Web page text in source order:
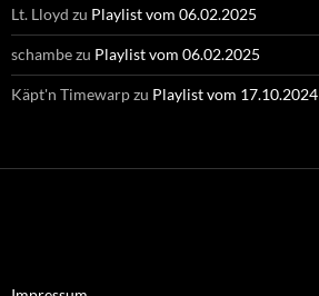
Lt. Lloyd zu Playlist vom 06.02.2025
schambezu Playlist vom 06.02.2025
Käpt'n Timewarpzu Playlist vom 17.10.2024